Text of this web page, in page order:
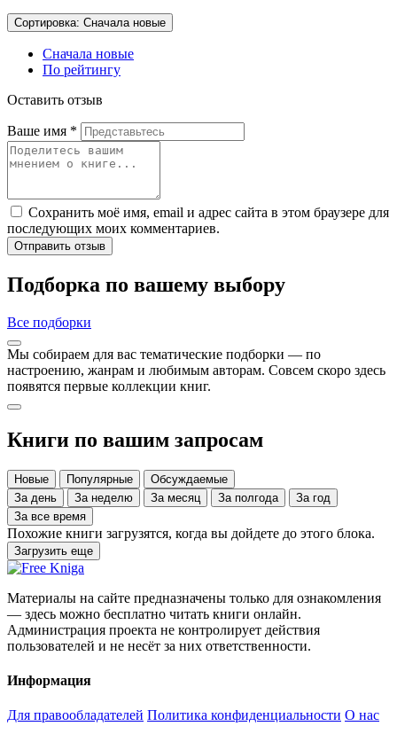
Сортировка: Сначала новые
Сначала новые
По рейтингу
Оставить отзыв
Ваше имя *
Сохранить моё имя, email и адрес сайта в этом браузере для
последующих моих комментариев.
Отправить отзыв
Подборка по вашему выбору
Все подборки
Мы собираем для вас тематические подборки — по
настроению, жанрам и любимым авторам. Совсем скоро здесь
появятся первые коллекции книг.
Книги по вашим запросам
Новые Популярные
Обсуждаемые
За день
За неделю За месяц За полгода
За год
За все время
Похожие книги загрузятся, когда вы дойдете до этого блока.
Загрузить еще
Материалы на сайте предназначены только для ознакомления
— здесь можно бесплатно читать книги онлайн.
Администрация проекта не контролирует действия
пользователей и не несёт за них ответственности.
Информация
Для правообладателей Политика конфиденциальности О нас